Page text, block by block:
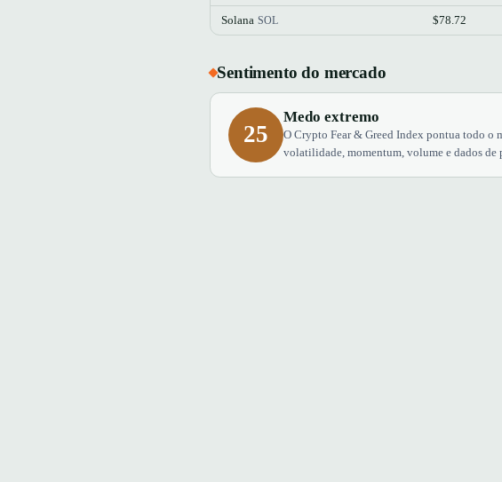
Solana SOL $78.72
Sentimento do mercado
25
Medo extremo
O Crypto Fear & Greed Index pontua todo o
volatilidade, momentum, volume e dados de